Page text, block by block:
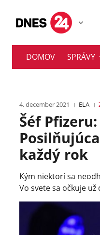
DOMOV SPRÁVY
4. december 2021 ELA
Šéf
každý rok
Kým niektorí sa
Vo svete sa očkuje